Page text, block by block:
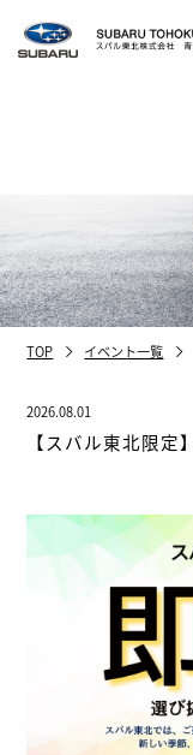
TOP イベント一覧
2026.08.01
【スバル東北限定